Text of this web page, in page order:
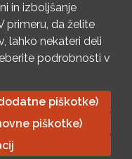
| IBAN: SI56 1010 0003
Predsednik Uprave:
odbora: Ilija Tokić |
v celoti | Obrtniška
in izboljšanje
primeru, da želite
lahko nekateri deli
podrobnosti v
piškotke)
piškotke)